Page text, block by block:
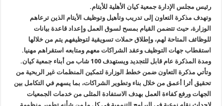
رئيس مجلس الإدارة جمعية كيان الأهلية للأيتام.
وتهدف مذكرة التعاون إلى تدريب وتأهيل وتوظيف الأيتام الذين ترعاهم
الوزارة، حيث تتضمن القيام بمسح لسوق العمل وإعداد قاعدة بيانات
للوظائف المتاحة لهم، وإطلاق حملات تسويقية لتوظيفهم يتم من خلالها
استقطاب جهات التوظيف وعقد الشراكات معهم ومتابعه استقراهم مهنيا.
ومدة المذكرة عام قابل للتجديد ويستهدف 100 شاب من أبناء جمعية كيان.
وتأتي مذكرة التعاون ضمن خطط الوزارة لتمكين المنظمات غير الربحية من
تحقيق أثرا أعمق من خلال بناء وتطوير الشراكات، بما يسهم في التكامل بين
الجهات ورفع كفاءة العمل بهدف الاستفادة المثلى من خدمات الجمعيات